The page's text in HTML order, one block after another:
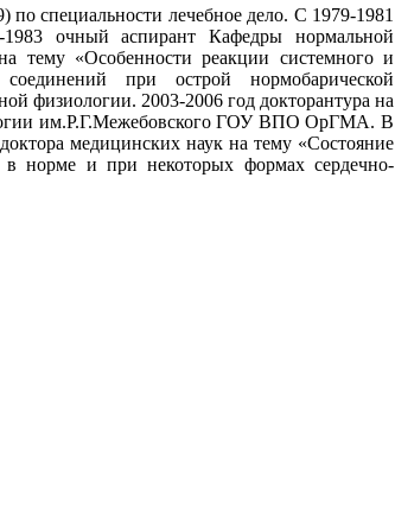
специальности лечебное дело. С 1979-1981
очный аспирант Кафедры нормальной
тему «Особенности реакции системного и
при острой нормобарической
физиологии. 2003-2006 год докторантура на
им.Р.Г.Межебовского ГОУ ВПО ОрГМА. В
медицинских наук на тему «Состояние
в норме и при некоторых формах сердечно-